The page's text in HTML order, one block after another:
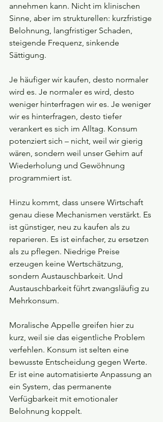
annehmen kann. Nicht im klinischen
Sinne, aber im strukturellen: kurzfristige
Belohnung, langfristiger Schaden,
steigende Frequenz, sinkende
Sättigung.
Je häufiger wir kaufen, desto normaler
wird es. Je normaler es wird, desto
weniger hinterfragen wir es. Je weniger
wir es hinterfragen, desto tiefer
verankert es sich im Alltag. Konsum
potenziert sich – nicht, weil wir gierig
wären, sondern weil unser Gehirn auf
Wiederholung und Gewöhnung
programmiert ist.
Hinzu kommt, dass unsere Wirtschaft
genau diese Mechanismen verstärkt. Es
ist günstiger, neu zu kaufen als zu
reparieren. Es ist einfacher, zu ersetzen
als zu pflegen. Niedrige Preise
erzeugen keine Wertschätzung,
sondern Austauschbarkeit. Und
Austauschbarkeit führt zwangsläufig zu
Mehrkonsum.
Moralische Appelle greifen hier zu
kurz, weil sie das eigentliche Problem
verfehlen. Konsum ist selten eine
bewusste Entscheidung gegen Werte.
Er ist eine automatisierte Anpassung an
ein System, das permanente
Verfügbarkeit mit emotionaler
Belohnung koppelt.